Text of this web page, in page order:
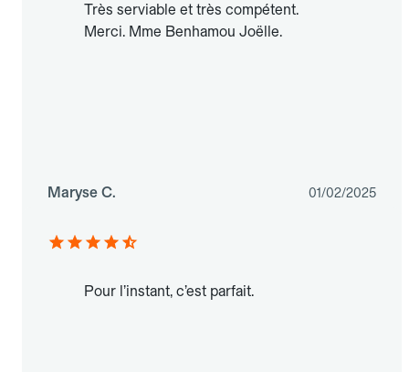
Très serviable et très compétent.
Merci. Mme Benhamou Joëlle.
Maryse C. 01/02/2025
Pour l’instant, c’est parfait.